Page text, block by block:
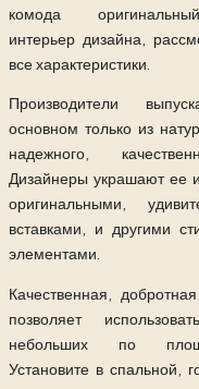
комода
интерьер дизайна,
все характеристики.
Производители
основном только из
надежного,
Дизайнеры украшают ее
оригинальными,
вставками, и другими
элементами.
Качественная,
позволяет
небольших по
Установите в спальной,